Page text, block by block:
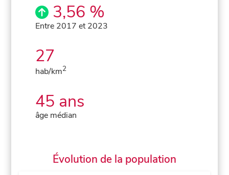
3,56 %
Entre 2017 et 2023
27
hab/km2
45 ans
âge médian
Évolution de la population